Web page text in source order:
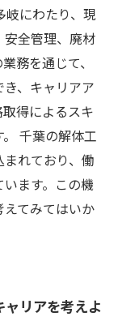
岐にわたり、現
全管理、廃材
務を通じて、
、キャリアア
得によるスキ
千葉の解体工
れており、働
ます。この機
てみてはいか
リアを考えよ